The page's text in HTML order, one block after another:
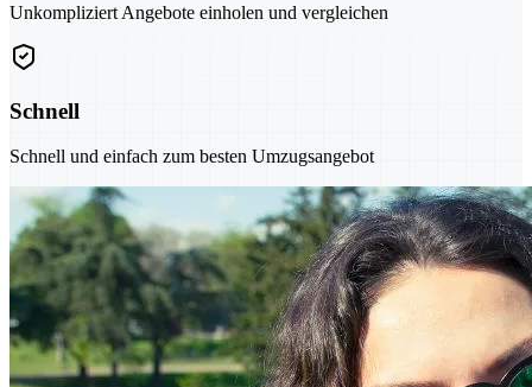
Unkompliziert Angebote einholen und vergleichen
Schnell
Schnell und einfach zum besten Umzugsangebot